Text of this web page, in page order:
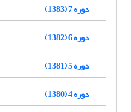
دوره 7 (1383)
دوره 6 (1382)
دوره 5 (1381)
دوره 4 (1380)